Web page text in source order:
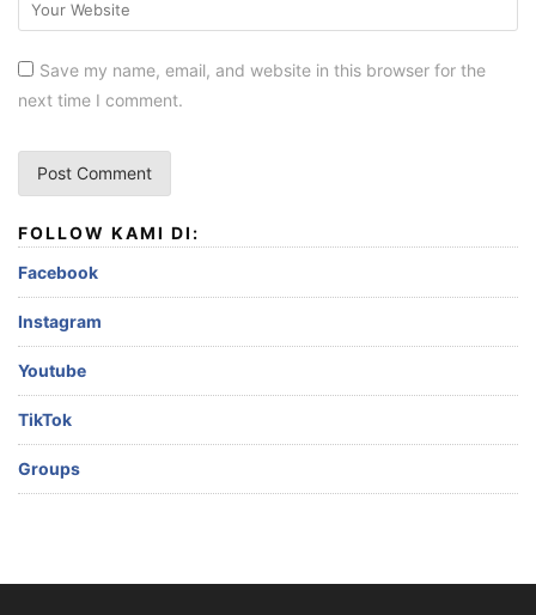
Save my name, email, and website in this browser for the
next time I comment.
FOLLOW KAMI DI:
Facebook
Instagram
Youtube
TikTok
Groups